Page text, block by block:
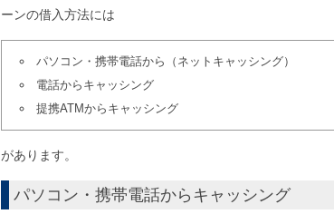
ーンの借入方法には
パソコン・携帯電話から（ネットキャッシング）
電話からキャッシング
提携ATMからキャッシング
があります。
パソコン・携帯電話からキャッシング